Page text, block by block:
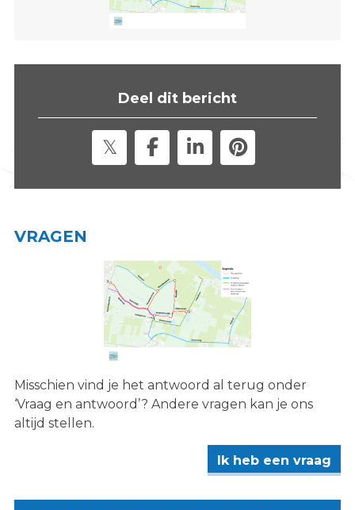
e
Deel dit bericht
VRAGEN
Misschien vind je het antwoord al terug onder
‘Vraag en antwoord’? Andere vragen kan je ons
altijd stellen.
Ik heb een vraag